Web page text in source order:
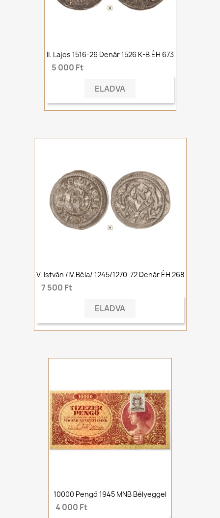
II. Lajos 1516-26 Denár 1526 K-B ÉH 673
5 000 Ft
ELADVA
V. István /IV.Béla/ 1245/1270-72 Denár ÉH 268
7 500 Ft
ELADVA
10000 Pengő 1945 MNB Bélyeggel
4 000 Ft